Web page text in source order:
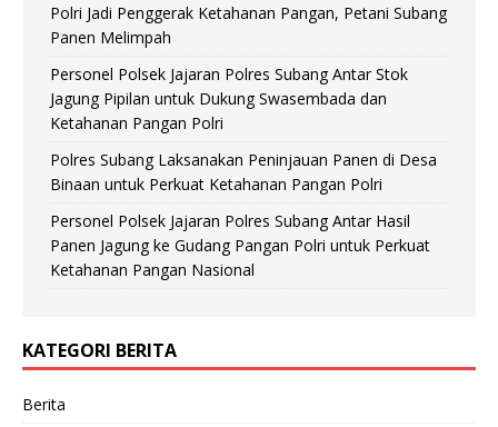
Polri Jadi Penggerak Ketahanan Pangan, Petani Subang
Panen Melimpah
Personel Polsek Jajaran Polres Subang Antar Stok
Jagung Pipilan untuk Dukung Swasembada dan
Ketahanan Pangan Polri
Polres Subang Laksanakan Peninjauan Panen di Desa
Binaan untuk Perkuat Ketahanan Pangan Polri
Personel Polsek Jajaran Polres Subang Antar Hasil
Panen Jagung ke Gudang Pangan Polri untuk Perkuat
Ketahanan Pangan Nasional
KATEGORI BERITA
Berita